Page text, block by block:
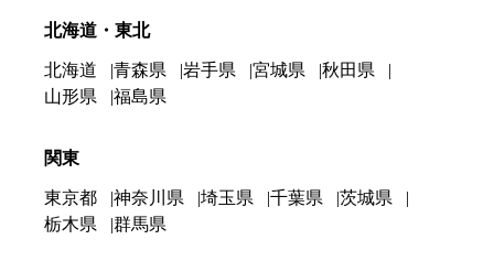
北海道・東北
北海道 青森県 岩手県 宮城県
秋田県
山形県
福島県
関東
東京都 神奈川県 埼玉県 千葉県
茨城県
栃木県
群馬県